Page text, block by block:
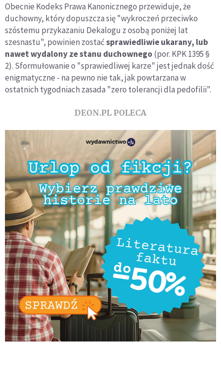
Obecnie Kodeks Prawa Kanonicznego przewiduje, że
duchowny, który dopuszcza się "wykroczeń przeciwko
szóstemu przykazaniu Dekalogu z osobą poniżej lat
szesnastu", powinien zostaćsprawiedliwie ukarany, lub
nawet wydalony ze stanu duchownego (por. KPK 1395 §
2). Sformułowanie o "sprawiedliwej karze" jest jednak dość
enigmatyczne - na pewno nie tak, jak powtarzana w
ostatnich tygodniach zasada "zero tolerancji dla pedofilii".
DEON.PL POLECA